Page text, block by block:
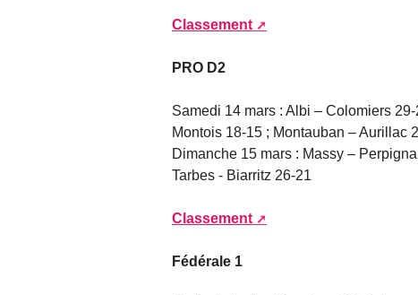
Classement
PRO D2
Samedi 14 mars : Albi – Colomiers
Montois 18-15 ; Montauban – Aurillac
Dimanche 15 mars : Massy –
Tarbes - Biarritz 26-21
Classement
Fédérale 1